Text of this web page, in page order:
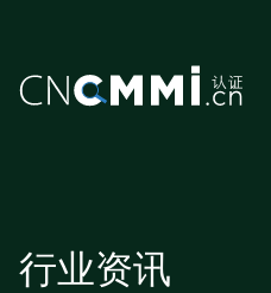
行业资讯